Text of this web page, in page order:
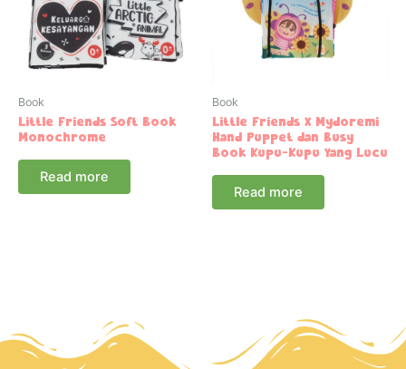
Book
Little Friends Soft Book
Monochrome
Read more
Book
Little Friends X Mydoremi
Hand Puppet dan Busy
Book Kupu-Kupu Yang Lucu
Read more